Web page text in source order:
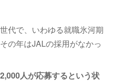
で、いわゆる就職氷河期
の年はJALの採用がなかっ
人が応募するという状